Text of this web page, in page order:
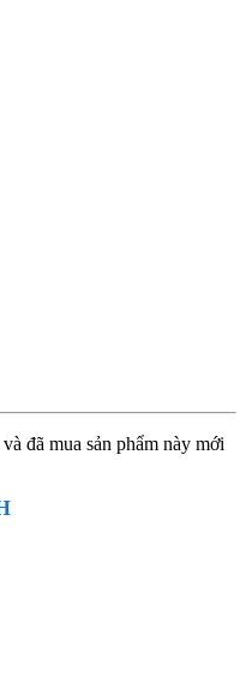
đã mua sản phẩm này mới